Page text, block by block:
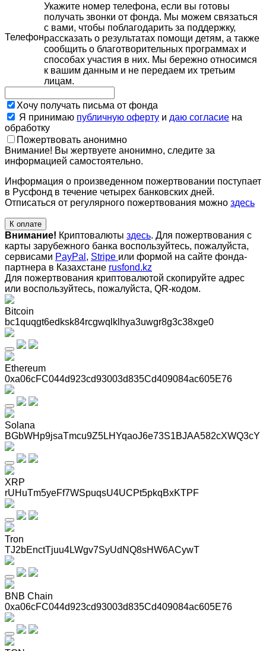
Телефон
Укажите номер телефона, если вы готовы
получать звонки от фонда. Мы можем связаться
с вами, чтобы поблагодарить за поддержку,
рассказать о результатах помощи детям, а также
сообщить о благотворительных программах и
способах участия в них. Мы бережно относимся
к вашим данным и не передаем их третьим
лицам.
Хочу получать письма от фонда
Я принимаю публичную оферту и даю согласие на
обработку
Пожертвовать анонимно
Внимание! Вы жертвуете анонимно, следите за
информацией самостоятельно.
Информация о произведенном пожертвовании поступает
в Русфонд в течение четырех банковских дней.
Отписаться от регулярного пожертвования можно здесь
К оплате
Внимание! Криптовалюты здесь. Для пожертвования с
карты зарубежного банка воспользуйтесь, пожалуйста,
сервисами PayPal , Stripe или формой на сайте фонда-
партнера в Казахстане rusfond.kz
Для пожертвования криптовалютой скопируйте адрес
или воспользуйтесь, пожалуйста, QR-кодом.
Bitcoin
bc1quqgt6edksk84rcgwqlklhya3uwgr8g3c38xge0
Ethereum
0xa06cFC044d923cd93003d835Cd409084ac605E76
Solana
BGbWHp9jsaTmcu9Z5LHYqaoJ6e73S1BJAA582cXWQ3cY
XRP
rUHuTm5yeFf7WSpuqsU4UCPt5pkqBxKTPF
Tron
TJ2bEnctTjuu4LWgv7SyUdNQ8sHW6ACywT
BNB Chain
0xa06cFC044d923cd93003d835Cd409084ac605E76